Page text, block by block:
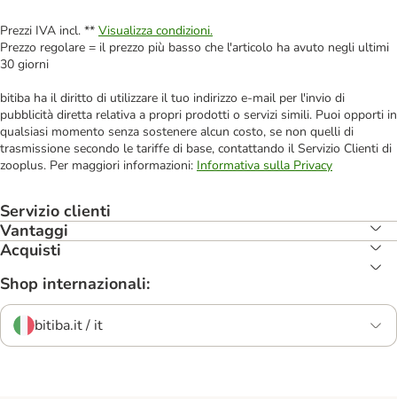
Prezzi IVA incl. ** Visualizza condizioni.
Prezzo regolare = il prezzo più basso che l'articolo ha avuto negli ultimi
30 giorni
bitiba ha il diritto di utilizzare il tuo indirizzo e-mail per l'invio di
pubblicità diretta relativa a propri prodotti o servizi simili. Puoi opporti in
qualsiasi momento senza sostenere alcun costo, se non quelli di
trasmissione secondo le tariffe di base, contattando il Servizio Clienti di
zooplus. Per maggiori informazioni: Informativa sulla Privacy
Servizio clienti
Vantaggi
Acquisti
Shop internazionali:
bitiba.it / it